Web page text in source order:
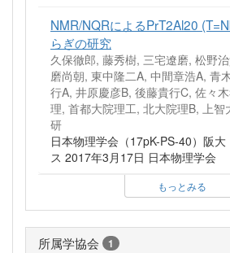
NMR/NQRによるPrT2Al20
らぎの研究
久保徹郎, 藤秀樹, 三宅遼磨, 松野
磨尚朝, 東中隆二A, 中間章浩A, 青
行A, 井原慶彦B, 後藤貴行C, 佐々
理, 首都大院理工, 北大院理B, 上智
研
日本物理学会（17pK-PS-40）阪
ス 2017年3月17日 日本物理学会
もっとみる
所属学協会 1